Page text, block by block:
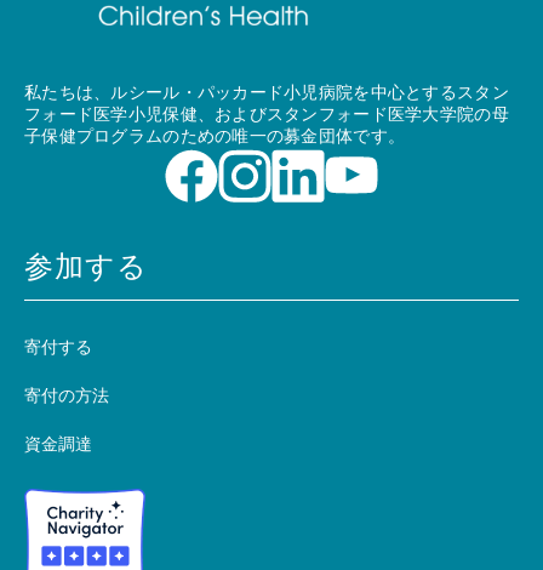
私たちは、ルシール・パッカード小児病院を中心とするスタン
フォード医学小児保健、およびスタンフォード医学大学院の母
子保健プログラムのための唯一の募金団体です。
参加する
寄付する
寄付の方法
資金調達